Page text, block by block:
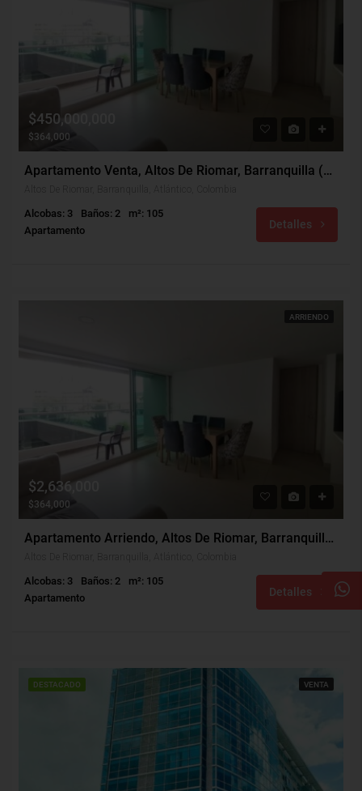
$450,000,000
$364,000
Apartamento Venta, Altos De Riomar, Barranquilla (30044v)
Alcobas: 3 Baños: 2
m²: 105
Apartamento
Detalles
ARRIENDO
$2,636,000
$364,000
Apartamento Arriendo, Altos De Riomar, Barranquilla (30044)
Alcobas: 3 Baños: 2
m²: 105
Apartamento
Detalles
DESTACADO VENTA